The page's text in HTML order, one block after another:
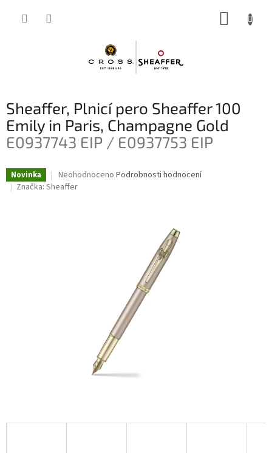
Sheaffer, Plnicí pero Sheaffer 100
Emily in Paris, Champagne Gold
E0937743 EIP / E0937753 EIP
Novinka
Průměrné
hodnocení
Neohodnoceno Podrobnosti hodnocení
Značka: Sheaffer